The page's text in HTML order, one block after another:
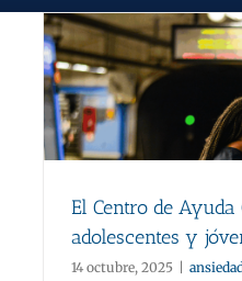
El Centro de
adolescentes y
14 octubre, 2025 |